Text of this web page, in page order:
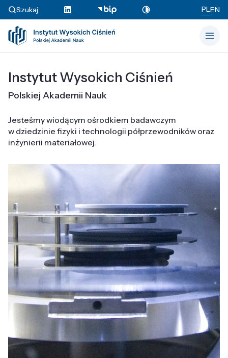
Szukaj PLEN
Instytut Wysokich Ciśnień
Polskiej Akademii Nauk
Jesteśmy wiodącym ośrodkiem badawczym
w dziedzinie fizyki i technologii półprzewodników oraz
inżynierii materiałowej.